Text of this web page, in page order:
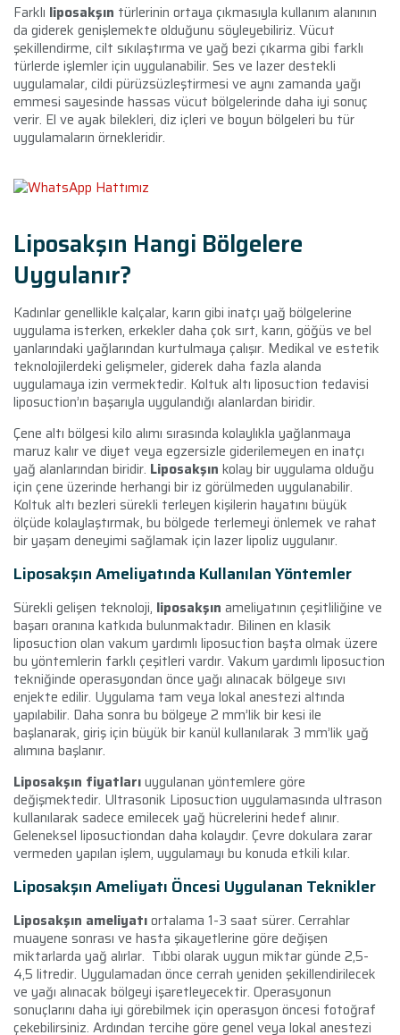
Farklı liposakşın türlerinin ortaya çıkmasıyla kullanım alanının
da giderek genişlemekte olduğunu söyleyebiliriz. Vücut
şekillendirme, cilt sıkılaştırma ve yağ bezi çıkarma gibi farklı
türlerde işlemler için uygulanabilir. Ses ve lazer destekli
uygulamalar, cildi pürüzsüzleştirmesi ve aynı zamanda yağı
emmesi sayesinde hassas vücut bölgelerinde daha iyi sonuç
verir. El ve ayak bilekleri, diz içleri ve boyun bölgeleri bu tür
uygulamaların örnekleridir.
Liposakşın Hangi Bölgelere
Uygulanır?
Kadınlar genellikle kalçalar, karın gibi inatçı yağ bölgelerine
uygulama isterken, erkekler daha çok sırt, karın, göğüs ve bel
yanlarındaki yağlarından kurtulmaya çalışır. Medikal ve estetik
teknolojilerdeki gelişmeler, giderek daha fazla alanda
uygulamaya izin vermektedir. Koltuk altı liposuction tedavisi
liposuction’ın başarıyla uygulandığı alanlardan biridir.
Çene altı bölgesi kilo alımı sırasında kolaylıkla yağlanmaya
maruz kalır ve diyet veya egzersizle giderilemeyen en inatçı
yağ alanlarından biridir. Liposakşın kolay bir uygulama olduğu
için çene üzerinde herhangi bir iz görülmeden uygulanabilir.
Koltuk altı bezleri sürekli terleyen kişilerin hayatını büyük
ölçüde kolaylaştırmak, bu bölgede terlemeyi önlemek ve rahat
bir yaşam deneyimi sağlamak için lazer lipoliz uygulanır.
Liposakşın Ameliyatında Kullanılan Yöntemler
Sürekli gelişen teknoloji, liposakşın ameliyatının çeşitliliğine ve
başarı oranına katkıda bulunmaktadır. Bilinen en klasik
liposuction olan vakum yardımlı liposuction başta olmak üzere
bu yöntemlerin farklı çeşitleri vardır. Vakum yardımlı liposuction
tekniğinde operasyondan önce yağı alınacak bölgeye sıvı
enjekte edilir. Uygulama tam veya lokal anestezi altında
yapılabilir. Daha sonra bu bölgeye 2 mm’lik bir kesi ile
başlanarak, giriş için büyük bir kanül kullanılarak 3 mm’lik yağ
alımına başlanır.
Liposakşın fiyatlarıuygulanan yöntemlere göre
değişmektedir. Ultrasonik Liposuction uygulamasında ultrason
kullanılarak sadece emilecek yağ hücrelerini hedef alınır.
Geleneksel liposuctiondan daha kolaydır. Çevre dokulara zarar
vermeden yapılan işlem, uygulamayı bu konuda etkili kılar.
Liposakşın Ameliyatı Öncesi Uygulanan Teknikler
Liposakşın ameliyatıortalama 1-3 saat sürer. Cerrahlar
muayene sonrası ve hasta şikayetlerine göre değişen
miktarlarda yağ alırlar. Tıbbi olarak uygun miktar günde 2,5-
4,5 litredir. Uygulamadan önce cerrah yeniden şekillendirilecek
ve yağı alınacak bölgeyi işaretleyecektir. Operasyonun
sonuçlarını daha iyi görebilmek için operasyon öncesi fotoğraf
çekebilirsiniz. Ardından tercihe göre genel veya lokal anestezi